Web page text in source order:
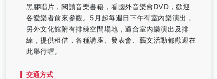
黑膠唱片，閱讀音樂書籍，看國外音樂會DVD，歡迎
各愛樂者前來參觀。5月起每週日下午有室內樂演出，
另外文化館附有排練空間場地，適合室內樂演出及排
練，提供租借，各種講座、發表會、藝文活動都歡迎在
此舉行喔。
交通方式